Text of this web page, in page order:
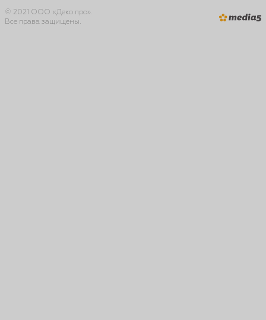
© 2021 ООО «Деко про».
Все права защищены.